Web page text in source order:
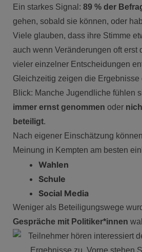
Ein starkes Signal: 89 % der
gehen, sobald sie können, oder
Viele glauben, dass ihre Stimme
auch wenn Veränderungen oft erst
vieler einzelner Entscheidungen
Gleichzeitig zeigen die Ergebnisse
Blick: Manche Jugendliche fühlen
immer ernst genommen oder
beteiligt.
Nach eigener Einschätzung
Meinung in Kempten am besten
Wahlen
Schule
Social Media
Weniger als Beteiligungswege
Gespräche mit Politiker*innen